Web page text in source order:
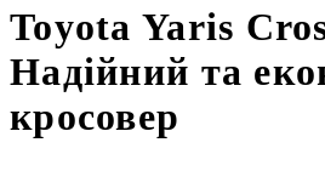
Toyota Yaris
Надійний та
кросовер